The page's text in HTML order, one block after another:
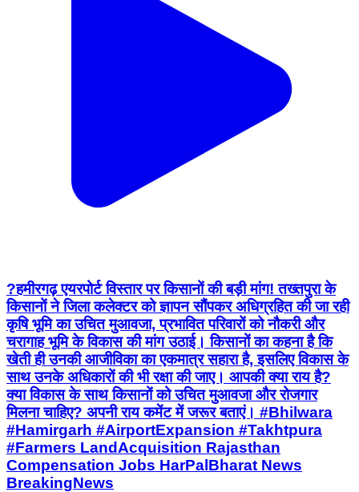
?हमीरगढ़ एयरपोर्ट विस्तार पर किसानों की बड़ी मांग! तख्तपुरा के
किसानों ने जिला कलेक्टर को ज्ञापन सौंपकर अधिग्रहित की जा रही
कृषि भूमि का उचित मुआवजा, प्रभावित परिवारों को नौकरी और
चरागाह भूमि के विकास की मांग उठाई। किसानों का कहना है कि
खेती ही उनकी आजीविका का एकमात्र सहारा है, इसलिए विकास के
साथ उनके अधिकारों की भी रक्षा की जाए। आपकी क्या राय है?
क्या विकास के साथ किसानों को उचित मुआवजा और रोजगार
मिलना चाहिए? अपनी राय कमेंट में जरूर बताएं। #Bhilwara
#Hamirgarh #AirportExpansion #Takhtpura
#Farmers LandAcquisition Rajasthan
Compensation Jobs HarPalBharat News
BreakingNews